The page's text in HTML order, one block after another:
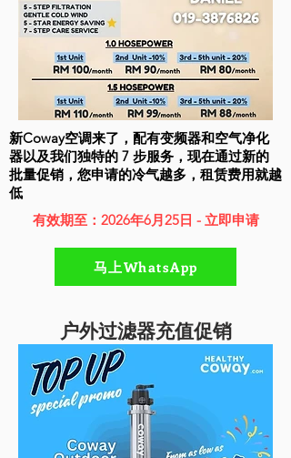
新Coway空调来了，配有变频器和空气净化
器以及我们独特的 7 步服务，现在通过新的
批量促销，您申请的冷气越多，租赁费用就越
低
有效期至：2026年6月25日 - 立即申请
马上WhatsApp
户外过滤器充值促销